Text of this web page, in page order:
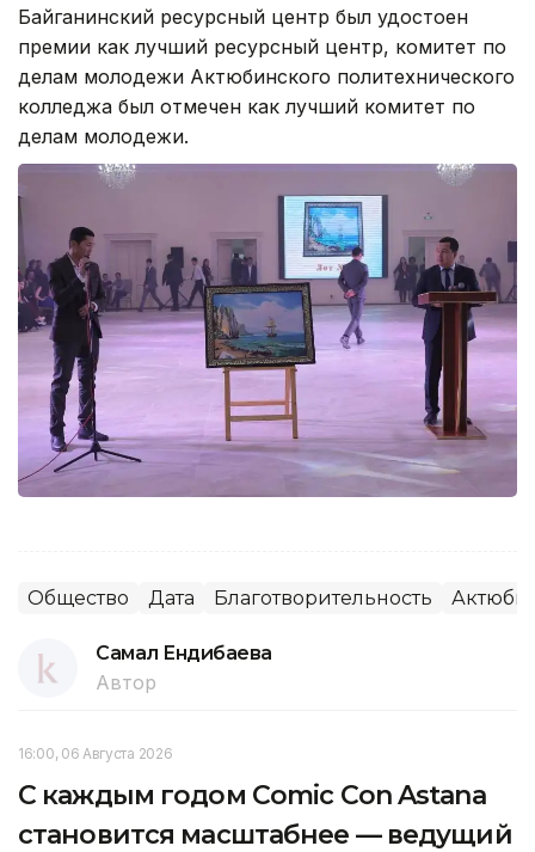
Байганинский ресурсный центр был удостоен
премии как лучший ресурсный центр, комитет по
делам молодежи Актюбинского политехнического
колледжа был отмечен как лучший комитет по
делам молодежи.
Общество Дата Благотворительность
Самал Ендибаева
Автор
16:00, 06 Августа 2026
С каждым годом Comic Con Astana
становится масштабнее — ведущий